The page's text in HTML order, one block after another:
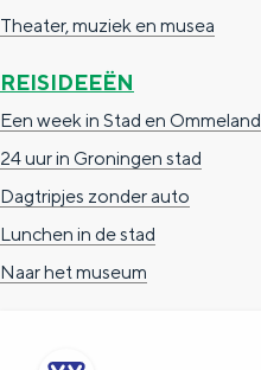
Theater, muziek en musea
REISIDEEËN
Een week in Stad en Ommeland
24 uur in Groningen stad
Dagtripjes zonder auto
Lunchen in de stad
Naar het museum